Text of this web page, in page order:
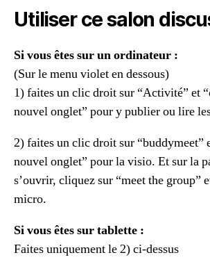
Utiliser ce salon
Si vous êtes sur un ordinateur :
(Sur le menu violet en dessous)
1) faites un clic droit sur “Activité” et
nouvel onglet” pour y publier ou lire
2) faites un clic droit sur “buddymeet”
nouvel onglet” pour la visio. Et sur la
s’ouvrir, cliquez sur “meet the group”
micro.
Si vous êtes sur tablette :
Faites uniquement le 2) ci-dessus